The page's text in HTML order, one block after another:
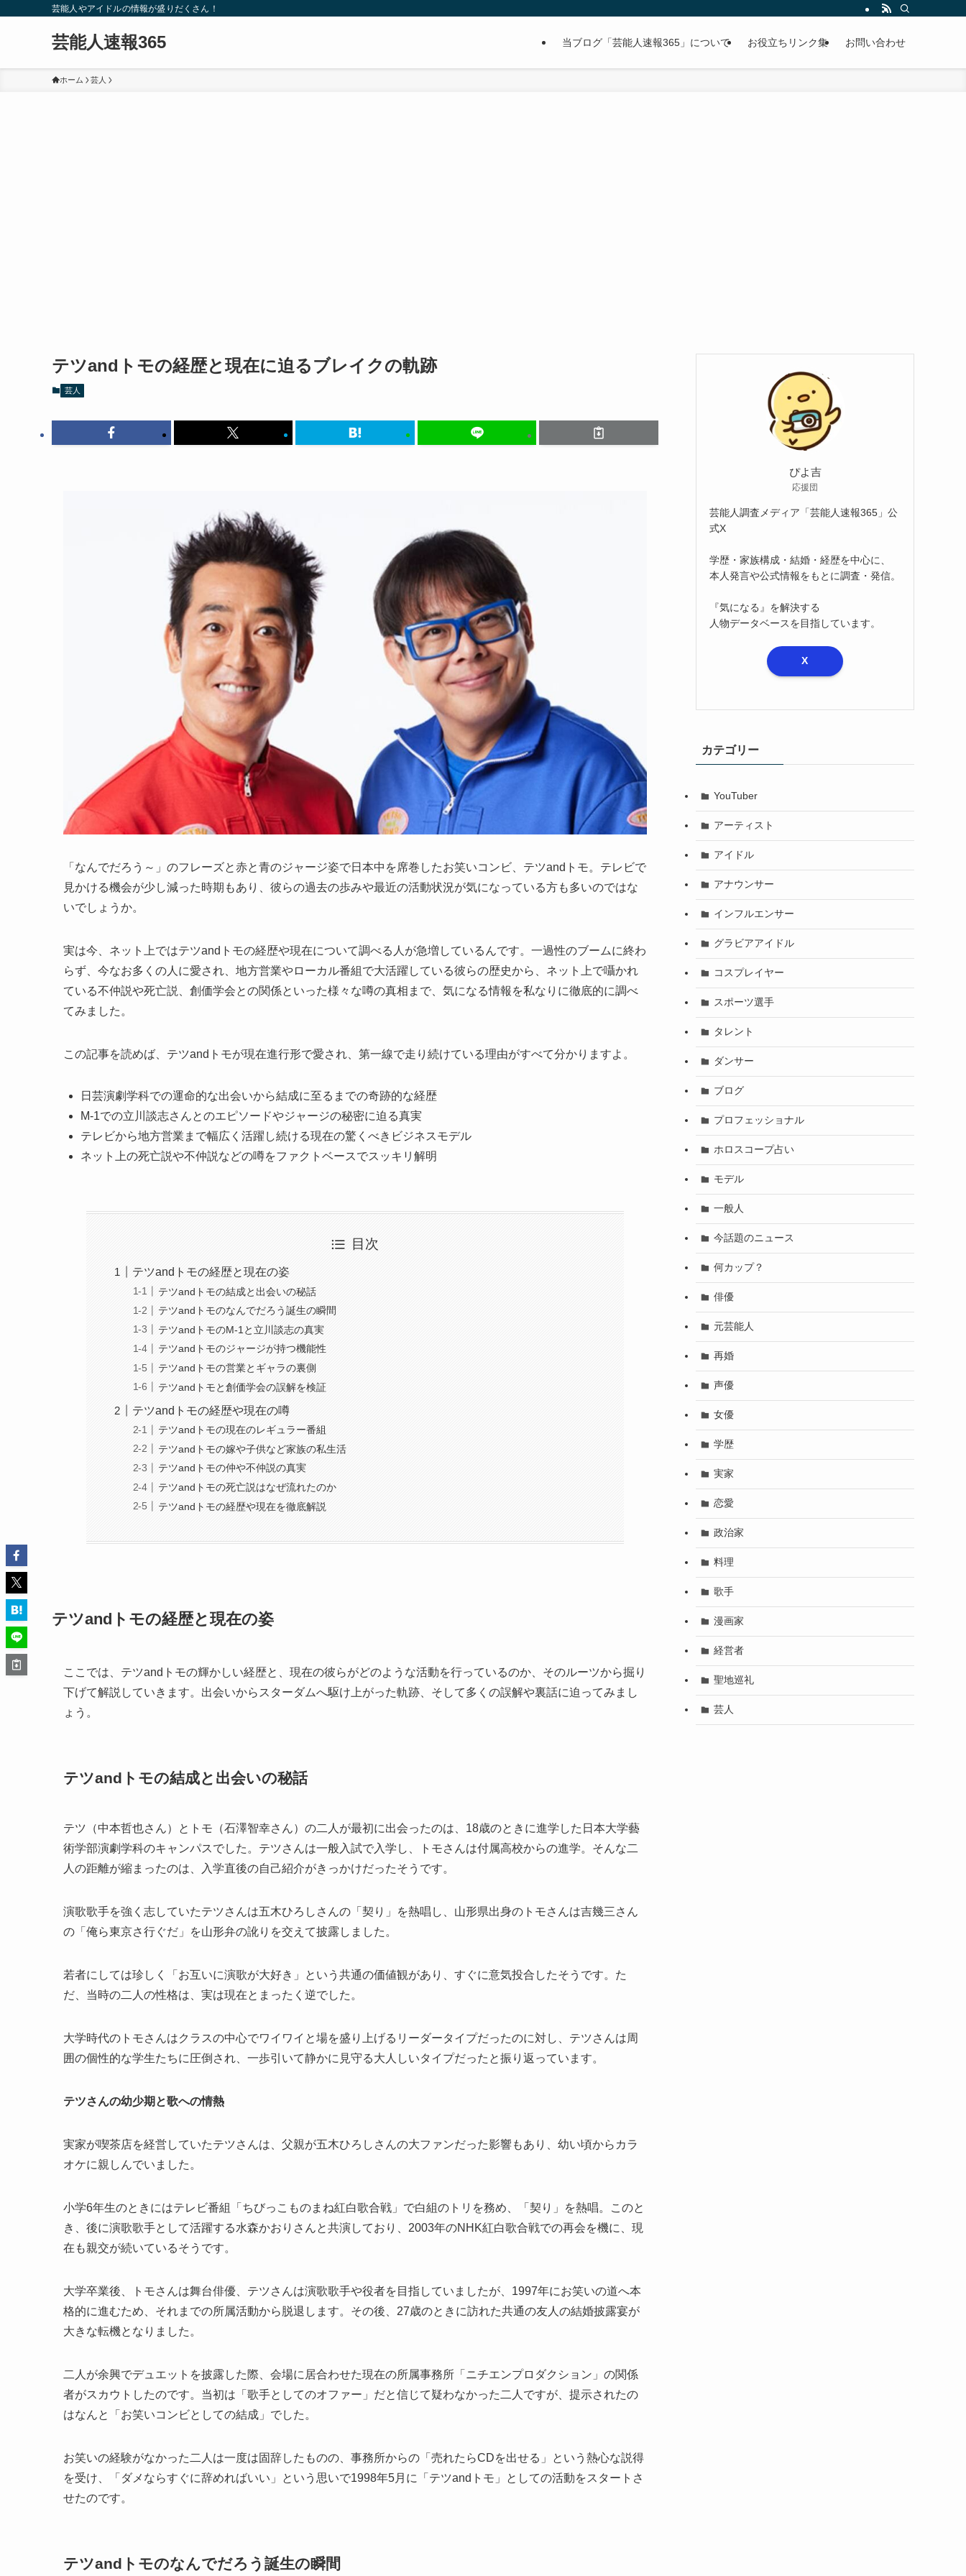
芸能人やアイドルの情報が盛りだくさん！
芸能人速報365 当ブログ「芸能人速報365」について お役立ちリンク集 お問い合わせ
ホーム 芸人
テツandトモの経歴と現在に迫るブレイクの軌跡
芸人
「なんでだろう～」のフレーズと赤と青のジャージ姿で日本中を席巻したお笑いコンビ、テツandトモ。テレビで
見かける機会が少し減った時期もあり、彼らの過去の歩みや最近の活動状況が気になっている方も多いのではな
いでしょうか。
実は今、ネット上ではテツandトモの経歴や現在について調べる人が急増しているんです。一過性のブームに終わ
らず、今なお多くの人に愛され、地方営業やローカル番組で大活躍している彼らの歴史から、ネット上で囁かれ
ている不仲説や死亡説、創価学会との関係といった様々な噂の真相まで、気になる情報を私なりに徹底的に調べ
てみました。
この記事を読めば、テツandトモが現在進行形で愛され、第一線で走り続けている理由がすべて分かりますよ。
日芸演劇学科での運命的な出会いから結成に至るまでの奇跡的な経歴
M-1での立川談志さんとのエピソードやジャージの秘密に迫る真実
テレビから地方営業まで幅広く活躍し続ける現在の驚くべきビジネスモデル
ネット上の死亡説や不仲説などの噂をファクトベースでスッキリ解明
目次
テツandトモの経歴と現在の姿
テツandトモの結成と出会いの秘話
テツandトモのなんでだろう誕生の瞬間
テツandトモのM-1と立川談志の真実
テツandトモのジャージが持つ機能性
テツandトモの営業とギャラの裏側
テツandトモと創価学会の誤解を検証
テツandトモの経歴や現在の噂
テツandトモの現在のレギュラー番組
テツandトモの嫁や子供など家族の私生活
テツandトモの仲や不仲説の真実
テツandトモの死亡説はなぜ流れたのか
テツandトモの経歴や現在を徹底解説
テツandトモの経歴と現在の姿
ここでは、テツandトモの輝かしい経歴と、現在の彼らがどのような活動を行っているのか、そのルーツから掘り
下げて解説していきます。出会いからスターダムへ駆け上がった軌跡、そして多くの誤解や裏話に迫ってみまし
ょう。
テツandトモの結成と出会いの秘話
テツ（中本哲也さん）とトモ（石澤智幸さん）の二人が最初に出会ったのは、18歳のときに進学した日本大学藝
術学部演劇学科のキャンパスでした。テツさんは一般入試で入学し、トモさんは付属高校からの進学。そんな二
人の距離が縮まったのは、入学直後の自己紹介がきっかけだったそうです。
演歌歌手を強く志していたテツさんは五木ひろしさんの「契り」を熱唱し、山形県出身のトモさんは吉幾三さん
の「俺ら東京さ行ぐだ」を山形弁の訛りを交えて披露しました。
若者にしては珍しく「お互いに演歌が大好き」という共通の価値観があり、すぐに意気投合したそうです。た
だ、当時の二人の性格は、実は現在とまったく逆でした。
大学時代のトモさんはクラスの中心でワイワイと場を盛り上げるリーダータイプだったのに対し、テツさんは周
囲の個性的な学生たちに圧倒され、一歩引いて静かに見守る大人しいタイプだったと振り返っています。
テツさんの幼少期と歌への情熱
実家が喫茶店を経営していたテツさんは、父親が五木ひろしさんの大ファンだった影響もあり、幼い頃からカラ
オケに親しんでいました。
小学6年生のときにはテレビ番組「ちびっこものまね紅白歌合戦」で白組のトリを務め、「契り」を熱唱。このと
き、後に演歌歌手として活躍する水森かおりさんと共演しており、2003年のNHK紅白歌合戦での再会を機に、現
在も親交が続いているそうです。
大学卒業後、トモさんは舞台俳優、テツさんは演歌歌手や役者を目指していましたが、1997年にお笑いの道へ本
格的に進むため、それまでの所属活動から脱退します。その後、27歳のときに訪れた共通の友人の結婚披露宴が
大きな転機となりました。
二人が余興でデュエットを披露した際、会場に居合わせた現在の所属事務所「ニチエンプロダクション」の関係
者がスカウトしたのです。当初は「歌手としてのオファー」だと信じて疑わなかった二人ですが、提示されたの
はなんと「お笑いコンビとしての結成」でした。
お笑いの経験がなかった二人は一度は固辞したものの、事務所からの「売れたらCDを出せる」という熱心な説得
を受け、「ダメならすぐに辞めればいい」という思いで1998年5月に「テツandトモ」としての活動をスタートさ
せたのです。
テツandトモのなんでだろう誕生の瞬間
ぴよ吉
応援団
芸能人調査メディア「芸能人速報365」公
式X
学歴・家族構成・結婚・経歴を中心に、
本人発言や公式情報をもとに調査・発信。
『気になる』を解決する
人物データベースを目指しています。
X
カテゴリー
YouTuber
アーティスト
アイドル
アナウンサー
インフルエンサー
グラビアアイドル
コスプレイヤー
スポーツ選手
タレント
ダンサー
ブログ
プロフェッショナル
ホロスコープ占い
モデル
一般人
今話題のニュース
何カップ？
俳優
元芸能人
再婚
声優
女優
学歴
実家
恋愛
政治家
料理
歌手
漫画家
経営者
聖地巡礼
芸人